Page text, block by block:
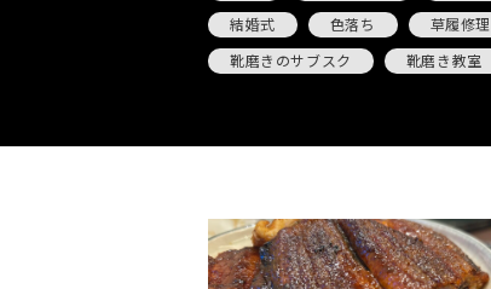
結婚式
色落ち 草履修理
靴磨きのサブスク
靴磨き教室